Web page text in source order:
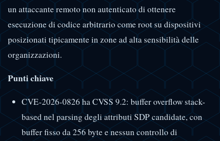
un attaccante remoto non autenticato di ottenere
esecuzione di codice arbitrario come root su dispositivi
posizionati tipicamente in zone ad alta sensibilità delle
organizzazioni.
Punti chiave
CVE-2026-0826 ha CVSS 9.2: buffer overflow stack-
based nel parsing degli attributi SDP candidate, con
buffer fisso da 256 byte e nessun controllo di